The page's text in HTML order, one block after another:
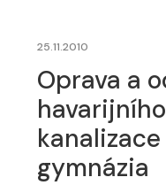
25.11.2010
Oprava a
gymnázia